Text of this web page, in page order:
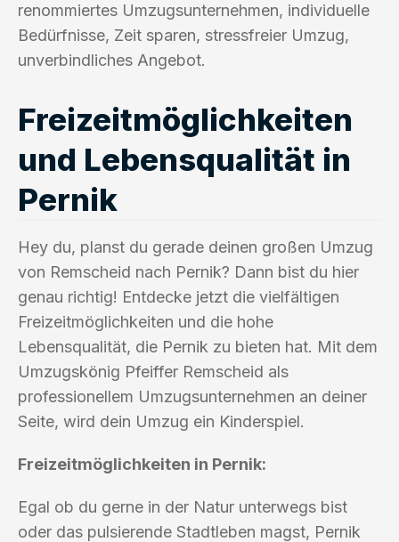
renommiertes Umzugsunternehmen, individuelle
Bedürfnisse, Zeit sparen, stressfreier Umzug,
unverbindliches Angebot.
Freizeitmöglichkeiten
und Lebensqualität in
Pernik
Hey du, planst du gerade deinen großen Umzug
von Remscheid nach Pernik? Dann bist du hier
genau richtig! Entdecke jetzt die vielfältigen
Freizeitmöglichkeiten und die hohe
Lebensqualität, die Pernik zu bieten hat. Mit dem
Umzugskönig Pfeiffer Remscheid als
professionellem Umzugsunternehmen an deiner
Seite, wird dein Umzug ein Kinderspiel.
Freizeitmöglichkeiten in Pernik:
Egal ob du gerne in der Natur unterwegs bist
oder das pulsierende Stadtleben magst, Pernik